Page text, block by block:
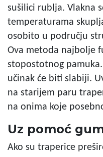
sušilici rublja. Vlakna
temperaturama
osobito u području
Ova metoda najbolje
stopostotnog
učinak će biti slabiji.
na starijem paru
na onima koje
Uz pomoć
Ako su traperice